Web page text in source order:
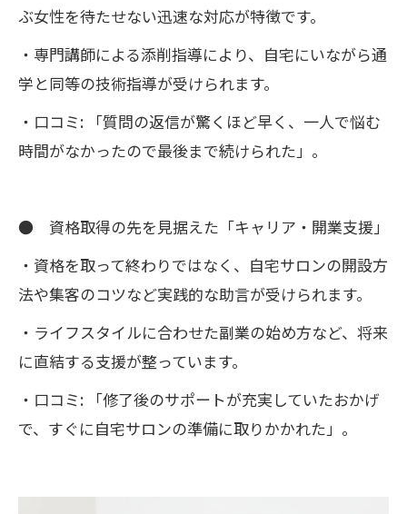
ぶ女性を待たせない迅速な対応が特徴です。
・専門講師による添削指導により、自宅にいながら通
学と同等の技術指導が受けられます。
・口コミ: 「質問の返信が驚くほど早く、一人で悩む
時間がなかったので最後まで続けられた」。
● 資格取得の先を見据えた「キャリア・開業支援」
・資格を取って終わりではなく、自宅サロンの開設方
法や集客のコツなど実践的な助言が受けられます。
・ライフスタイルに合わせた副業の始め方など、将来
に直結する支援が整っています。
・口コミ: 「修了後のサポートが充実していたおかげ
で、すぐに自宅サロンの準備に取りかかれた」。